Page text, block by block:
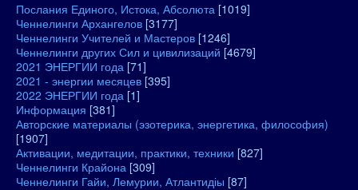
Послания Единого, Истока, Абсолюта [1019]
Ченнелинги Архангелов [3177]
Ченнелинги Учителей и Мастеров [1246]
Ченнелинги других Сил и цивилизаций [4679]
2021 ЭНЕРГИИ года [71]
2021 - энергии месяцев [395]
2022 ЭНЕРГИИ года [1]
Информация [381]
Авторские материалы (эзотерика, энергетика, философия)
[1907]
Активации, медитации, практики, техники [827]
Ченнелинги Крайона [309]
Ченнелинги Гайи, Лемурии, Атлантидіы [87]